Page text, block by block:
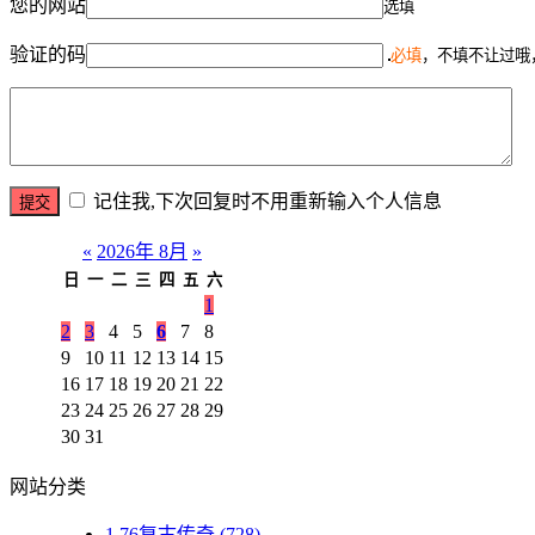
您的网站 选填
验证的码 必填，不填不让过
记住我,下次回复时不用重新输入个人信息
« 2026年 8月 »
日 一 二 三 四 五 六
1
2
3 4 5 6 7
8
9
10 11 12 13 14 15
16 17 18 19 20 21 22
23 24 25 26 27 28 29
30 31
网站分类